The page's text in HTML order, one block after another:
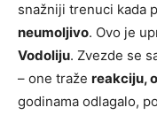
snažniji trenuci kada
neumoljivo. Ovo je
Vodoliju. Zvezde se
– one traže reakciju,
godinama odlagalo,